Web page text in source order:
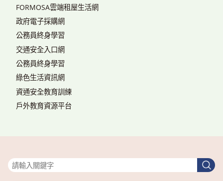
FORMOSA雲端租屋生活網
政府電子採購網
公務員終身學習
交通安全入口網
公務員終身學習
綠色生活資訊網
資通安全教育訓練
戶外教育資源平台
搜
尋